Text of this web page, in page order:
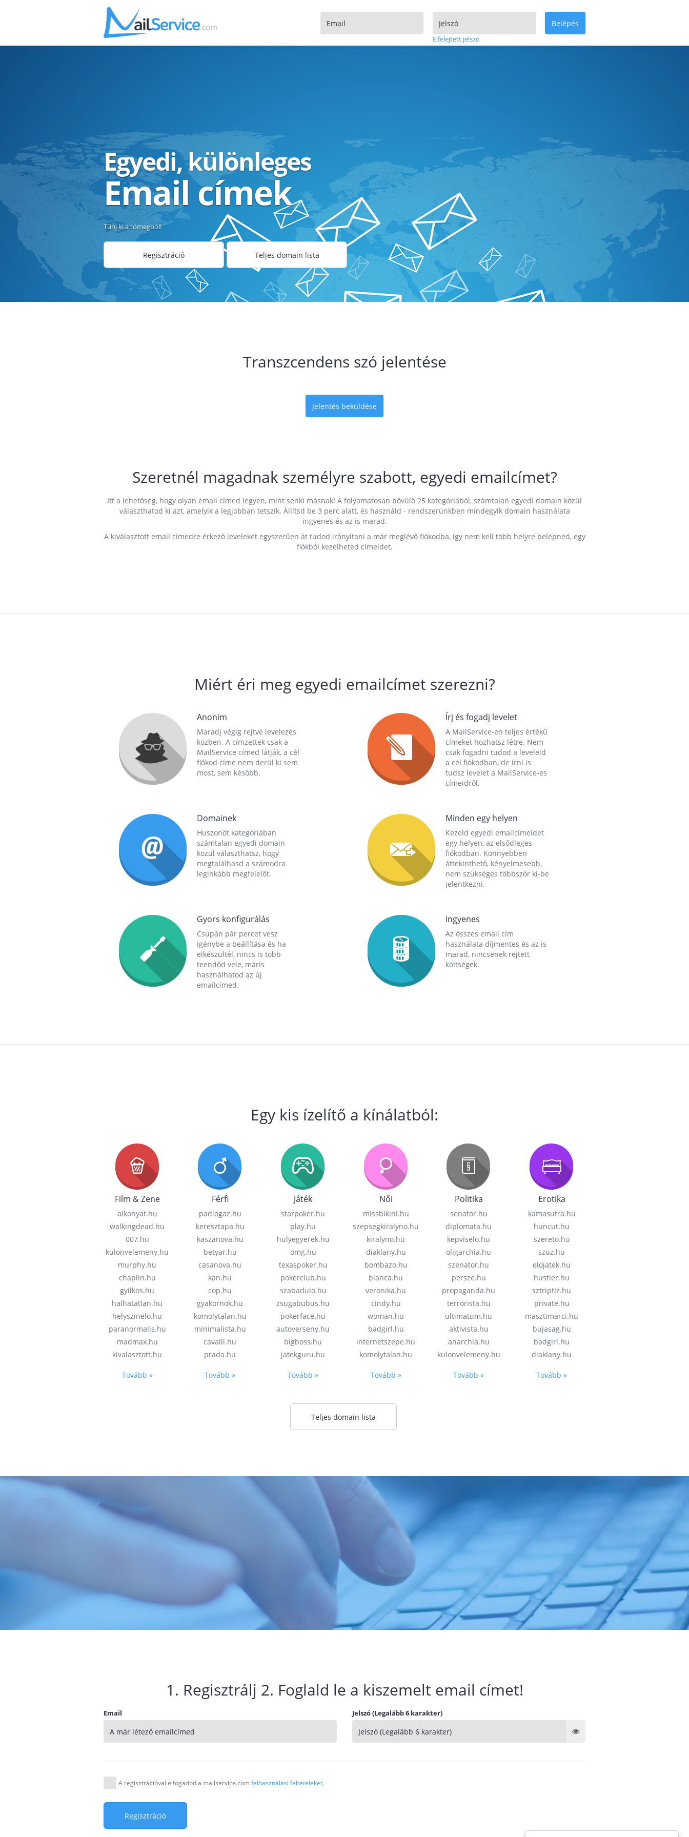
Elfelejtett jelszó
Belépés
Egyedi, különleges
Email címek
Tűnj ki a tömegből!
Regisztráció Teljes domain lista
Transzcendens szó jelentése
Jelentés beküldése
Szeretnél magadnak személyre szabott, egyedi emailcímet?
Itt a lehetőség, hogy olyan email címed legyen, mint senki másnak! A folyamatosan bővülő 25 kategóriából, számtalan egyedi domain közül
választhatod ki azt, amelyik a legjobban tetszik. Állítsd be 3 perc alatt, és használd - rendszerünkben mindegyik domain használata
ingyenes és az is marad.
A kiválasztott email címedre érkező leveleket egyszerűen át tudod irányítani a már meglévő fiókodba, így nem kell több helyre belépned, egy
fiókból kezelheted címeidet.
Miért éri meg egyedi emailcímet szerezni?
Anonim
Maradj végig rejtve levelezés
közben. A címzettek csak a
MailService címed látják, a cél
fiókod címe nem derül ki sem
most, sem később.
Írj és fogadj levelet
A MailService-en teljes értékű
címeket hozhatsz létre. Nem
csak fogadni tudod a leveleid
a cél fiókodban, de írni is
tudsz levelet a MailService-es
címeidről.
Domainek
Huszonöt kategóriában
számtalan egyedi domain
közül választhatsz, hogy
megtalálhasd a számodra
leginkább megfelelőt.
Minden egy helyen
Kezeld egyedi emailcímeidet
egy helyen, az elsődleges
fiókodban. Könnyebben
áttekinthető, kényelmesebb,
nem szükséges többször ki-be
jelentkezni.
Gyors konfigurálás
Csupán pár percet vesz
igénybe a beállítása és ha
elkészültél, nincs is több
teendőd vele, máris
használhatod az új
emailcímed.
Ingyenes
Az összes email cím
használata díjmentes és az is
marad, nincsenek rejtett
költségek.
Egy kis ízelítő a kínálatból:
Film & Zene
alkonyat.hu
walkingdead.hu
007.hu
kulonvelemeny.hu
murphy.hu
chaplin.hu
gyilkos.hu
halhatatlan.hu
helyszinelo.hu
paranormalis.hu
madmax.hu
kivalasztott.hu
Tovább »
Férfi
padlogaz.hu
keresztapa.hu
kaszanova.hu
betyar.hu
casanova.hu
kan.hu
cop.hu
gyakornok.hu
komolytalan.hu
minimalista.hu
cavalli.hu
prada.hu
Tovább »
Játék
starpoker.hu
play.hu
hulyegyerek.hu
omg.hu
texaspoker.hu
pokerclub.hu
szabadulo.hu
zsugabubus.hu
pokerface.hu
autoverseny.hu
bigboss.hu
jatekguru.hu
Tovább »
Női
missbikini.hu
szepsegkiralyno.hu
kiralyno.hu
diaklany.hu
bombazo.hu
bianca.hu
veronika.hu
cindy.hu
woman.hu
badgirl.hu
internetszepe.hu
komolytalan.hu
Tovább »
Politika
senator.hu
diplomata.hu
kepviselo.hu
oligarchia.hu
szenator.hu
persze.hu
propaganda.hu
terrorista.hu
ultimatum.hu
aktivista.hu
anarchia.hu
kulonvelemeny.hu
Tovább »
Erotika
kamasutra.hu
huncut.hu
szereto.hu
szuz.hu
elojatek.hu
hustler.hu
sztriptiz.hu
private.hu
masztimarci.hu
bujasag.hu
badgirl.hu
diaklany.hu
Tovább »
Teljes domain lista
1. Regisztrálj 2. Foglald le a kiszemelt email címet!
Email Jelszó (Legalább 6 karakter)
A regisztrációval elfogadod a mailservice.comfelhasználási feltételeket.
Regisztráció